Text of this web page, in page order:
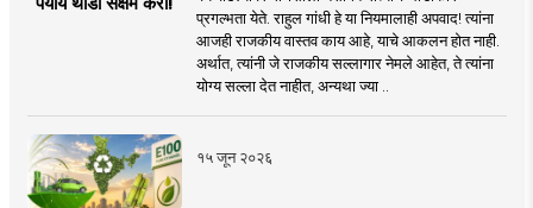
प्रगल्भता येते. राहुल गांधी हे या नियमालाही अपवाद! त्यांना
आजही राजकीय वास्तव काय आहे, याचे आकलन होत नाही.
अर्थात, त्यांनी जे राजकीय सल्लागार नेमले आहेत, ते त्यांना
योग्य सल्ला देत नाहीत, अन्यथा ज्या ..
१५ जून २०२६